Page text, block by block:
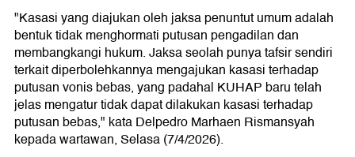
"Kasasi yang diajukan oleh jaksa penuntut umum adalah
bentuk tidak menghormati putusan pengadilan dan
membangkangi hukum. Jaksa seolah punya tafsir sendiri
terkait diperbolehkannya mengajukan kasasi terhadap
putusan vonis bebas, yang padahal KUHAP baru telah
jelas mengatur tidak dapat dilakukan kasasi terhadap
putusan bebas," kata Delpedro Marhaen Rismansyah
kepada wartawan, Selasa (7/4/2026).